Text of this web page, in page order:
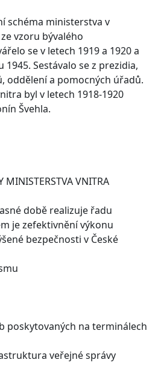
schéma ministerstva v
vzoru bývalého
se v letech 1919 a 1920 a
Sestávalo se z prezidia,
oddělení a pomocných úřadů.
byl v letech 1918-1920
Švehla.
MINISTERSTVA VNITRA
době realizuje řadu
je zefektivnění výkonu
bezpečnosti v České
poskytovaných na terminálech
veřejné správy